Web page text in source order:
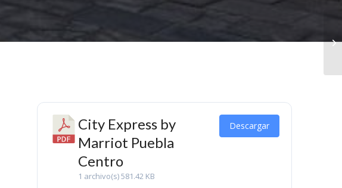
City Express by
Marriot Puebla
Centro
1 archivo(s)581.42 KB
Descargar